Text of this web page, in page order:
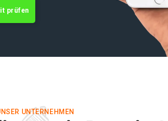
prüfen
UNTERNEHMEN